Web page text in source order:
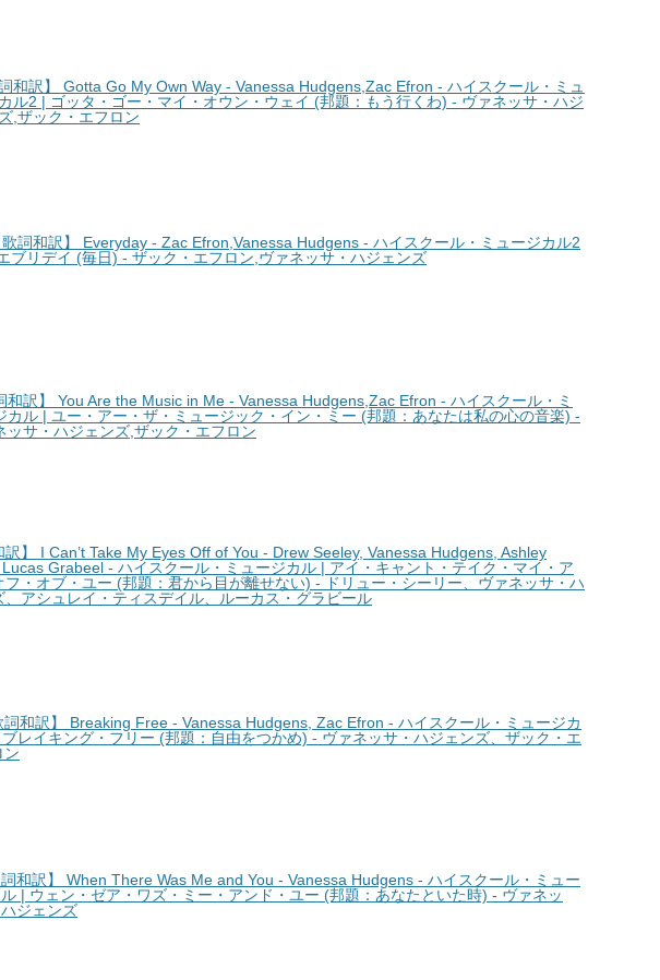
詞和訳】 Gotta Go My Own Way - Vanessa Hudgens,Zac Efron - ハイスクール・ミュ
ル2 | ゴッタ・ゴー・マイ・オウン・ウェイ (邦題：もう行くわ) - ヴァネッサ・ハジ
,ザック・エフロン
歌詞和訳】 Everyday - Zac Efron,Vanessa Hudgens - ハイスクール・ミュージカル2
ブリデイ (毎日) - ザック・エフロン,ヴァネッサ・ハジェンズ
和訳】 You Are the Music in Me - Vanessa Hudgens,Zac Efron - ハイスクール・ミ
カル | ユー・アー・ザ・ミュージック・イン・ミー (邦題：あなたは私の心の音楽) -
ッサ・ハジェンズ,ザック・エフロン
訳】 I Can’t Take My Eyes Off of You - Drew Seeley, Vanessa Hudgens, Ashley
Grabeel - ハイスクール・ミュージカル | アイ・キャント・テイク・マイ・ア
フ・オブ・ユー (邦題：君から目が離せない) - ドリュー・シーリー、ヴァネッサ・ハ
、アシュレイ・ティスデイル、ルーカス・グラビール
詞和訳】 Breaking Free - Vanessa Hudgens, Zac Efron - ハイスクール・ミュージカ
ブレイキング・フリー (邦題：自由をつかめ) - ヴァネッサ・ハジェンズ、ザック・エ
ン
詞和訳】 When There Was Me and You - Vanessa Hudgens - ハイスクール・ミュー
| ウェン・ゼア・ワズ・ミー・アンド・ユー (邦題：あなたといた時) - ヴァネッ
ジェンズ